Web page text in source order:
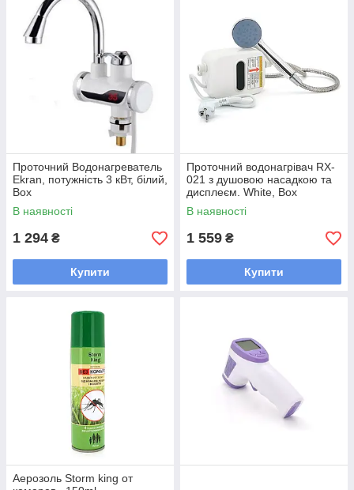
Проточний Водонагреватeль
Ekran, потужність 3 кВт, білий,
Box
В наявності
1 294 ₴
Купити
Проточний водонагрівач RX-
021 з душовою насадкою та
дисплеєм. White, Box
В наявності
1 559 ₴
Купити
Аерозоль Storm king от